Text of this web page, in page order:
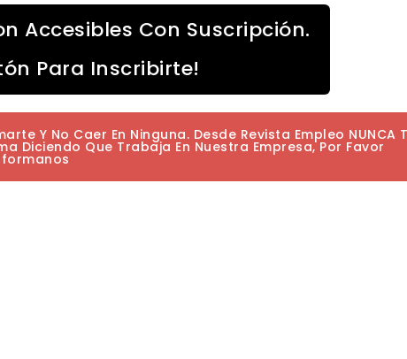
Accesibles Con Suscripción.
Para Inscribirte!
Y No Caer En Ninguna. Desde Revista Empleo NUNCA
Diciendo Que Trabaja En Nuestra Empresa, Por Favor